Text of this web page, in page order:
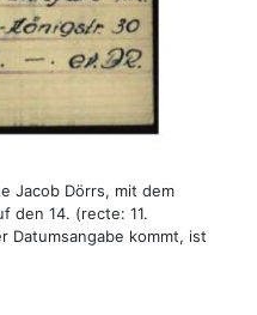
Jacob Dörrs, mit dem
den 14. (recte: 11.
Datumsangabe kommt, ist